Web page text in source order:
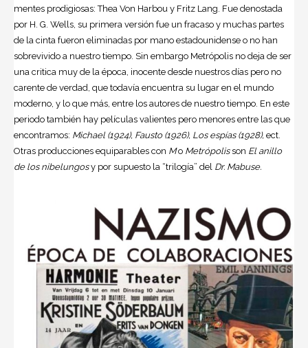
mentes prodigiosas: Thea Von Harbou y Fritz Lang. Fue denostada
por H. G. Wells, su primera versión fue un fracaso y muchas partes
de la cinta fueron eliminadas por mano estadounidense o no han
sobrevivido a nuestro tiempo. Sin embargo Metrópolis no deja de ser
una critica muy de la época, inocente desde nuestros días pero no
carente de verdad, que todavía encuentra su lugar en el mundo
moderno, y lo que más, entre los autores de nuestro tiempo. En este
periodo también hay películas valientes pero menores entre las que
encontramos: Michael (1924), Fausto (1926), Los espías (1928), ect.
Otras producciones equiparables con Mo Metrópolisson El anillo
de los nibelungosy por supuesto la “trilogía” del Dr. Mabuse.